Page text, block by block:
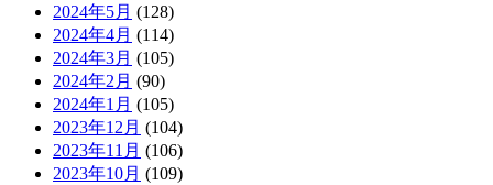
2024年5月 (128)
2024年4月 (114)
2024年3月 (105)
2024年2月 (90)
2024年1月 (105)
2023年12月 (104)
2023年11月 (106)
2023年10月 (109)